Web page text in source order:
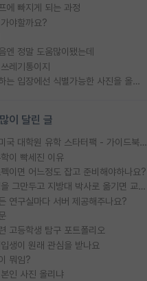
에 빠지게 되는 과정
야할까요?
엔 정말 도움많이됐는데
레기통이지
정보보안 연구하는 입장에선 식별가능한 사진을 올리는건 비추이긴함
이 달린 글
[무료] 2026 미국 대학원 유학 스타터팩 - 가이드북 & 합격자 컨택메일 템플릿
이 빡세진 이유
이면 어느정도 잡고 준비해야하나요?
SSH 박사과정을 그만두고 지방대 박사로 옮기면 교수의 꿈은 끝일까요?
연구실마다 서버 제공해주나요?
고등학생 탐구 포트폴리오
생이 원래 관심을 받나요
뭐임?
인 사진 올리냐